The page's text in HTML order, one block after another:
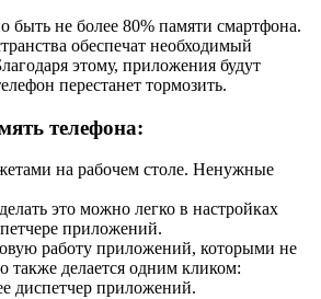
быть не более 80% памяти смартфона.
обеспечат необходимый
этому, приложения будут
перестанет тормозить.
телефона:
на рабочем столе. Ненужные
это можно легко в настройках
приложений.
работу приложений, которыми не
также делается одним кликом:
диспетчер приложений.